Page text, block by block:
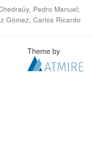
Pedro Manuel;
Gómez, Carlos Ricardo
Theme by